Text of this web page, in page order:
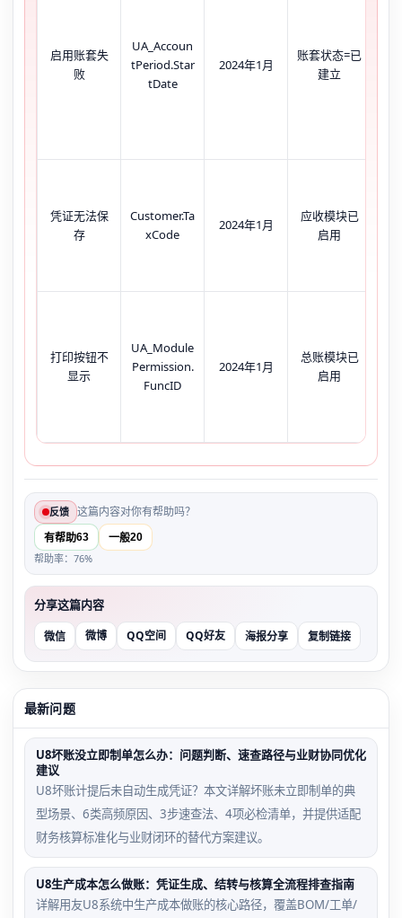
启用账套失
败
UA_Accoun
tPeriod.Star
tDate
2024年1月
账套状态=已
建立
凭证无法保
存
Customer.Ta
xCode
2024年1月
应收模块已
启用
打印按钮不
显示
UA_Module
Permission.
FuncID
2024年1月
总账模块已
启用
反馈 这篇内容对你有帮助吗？
有帮助63 一般20
帮助率：76%
分享这篇内容
微信 微博 QQ空间 QQ好友 海报分享 复制链接
最新问题
U8坏账没立即制单怎么办：问题判断、速查路径与业财协同优化
建议
U8坏账计提后未自动生成凭证？本文详解坏账未立即制单的典
型场景、6类高频原因、3步速查法、4项必检清单，并提供适配
财务核算标准化与业财闭环的替代方案建议。
U8生产成本怎么做账：凭证生成、结转与核算全流程排查指南
详解用友U8系统中生产成本做账的核心路径，覆盖BOM/工单/